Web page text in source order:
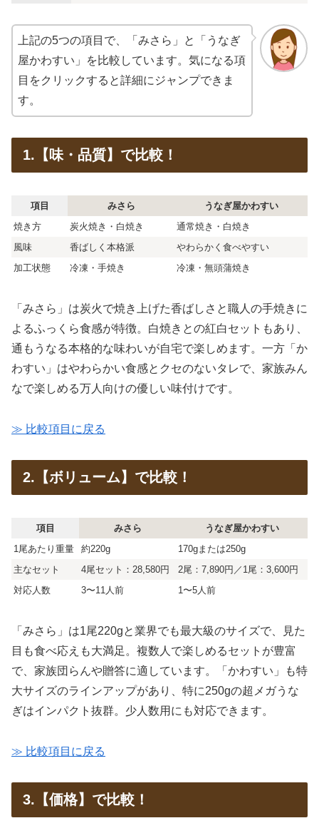
上記の5つの項目で、「みさら」と「うなぎ
屋かわすい」を比較しています。気になる項
目をクリックすると詳細にジャンプできま
す。
1.【味・品質】で比較！
項目 みさら
うなぎ屋かわすい
焼き方
炭火焼き・白焼き
通常焼き・白焼き
風味
香ばしく本格派
やわらかく食べやすい
加工状態
冷凍・手焼き 冷凍・無頭蒲焼き
「みさら」は炭火で焼き上げた香ばしさと職人の手焼きに
よるふっくら食感が特徴。白焼きとの紅白セットもあり、
通もうなる本格的な味わいが自宅で楽しめます。一方「か
わすい」はやわらかい食感とクセのないタレで、家族みん
なで楽しめる万人向けの優しい味付けです。
≫ 比較項目に戻る
2.【ボリューム】で比較！
項目 みさら
うなぎ屋かわすい
1尾あたり重量
約220g
170gまたは250g
主なセット
4尾セット：28,580円
2尾：7,890円／1尾：3,600円
対応人数
3〜11人前 1〜5人前
「みさら」は1尾220gと業界でも最大級のサイズで、見た
目も食べ応えも大満足。複数人で楽しめるセットが豊富
で、家族団らんや贈答に適しています。「かわすい」も特
大サイズのラインアップがあり、特に250gの超メガうな
ぎはインパクト抜群。少人数用にも対応できます。
≫ 比較項目に戻る
3.【価格】で比較！